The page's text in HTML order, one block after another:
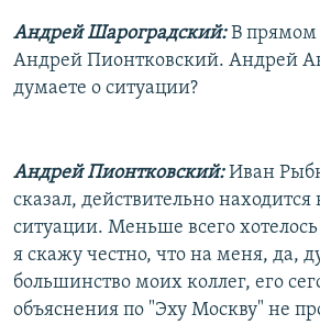
Андрей Шароградский:В прямом
Андрей Пионтковский. Андрей
думаете о ситуации?
Андрей Пионтковский:Иван
сказал, действительно
ситуации. Меньше всего
я скажу честно, что на меня, да,
большинство моих коллег, его
объяснения по "Эху Москву" не